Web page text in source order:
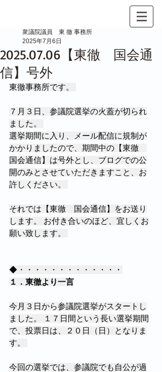
2025.07.06【東徹 国会通
信】号外
衆議院議員 東 徹 事務所
2025年7月6日
東徹事務所です。
７月３日、参議院選挙の火蓋が切られ
ました。
選挙期間に入り、メール配信に規制が
かかりましたので、期間中の【東徹
国会通信】は号外とし、ブログでの公
開のみとさせていただきますこと、お
許しください。
それでは【東徹　国会通信】をお送り
します。 お付き合いのほど、宜しくお
願い致します。
◆・・・・・・・・・・・・・
１．東徹より一言
今月３日から参議院選挙がスタートし
ました。 １７日間という長い選挙期間
で、投票日は、２０日（日）となりま
す。
今回の選挙では、参議院でも自公が過